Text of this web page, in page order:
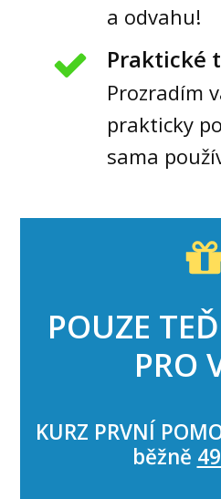
a odvahu!
Praktické
Prozradím
prakticky
sama
POUZE
PRO
KURZ PRVNÍ
běžně